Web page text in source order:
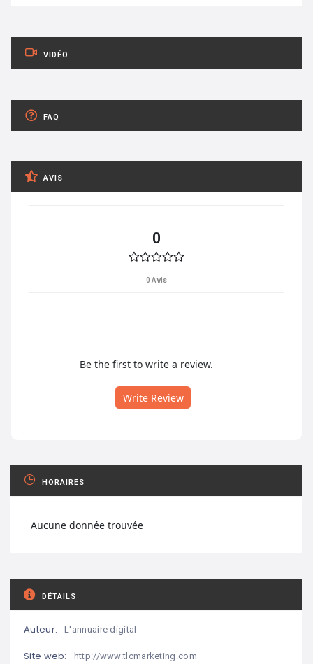
VIDÉO
FAQ
AVIS
0
0 Avis
Be the first to write a review.
Write Review
HORAIRES
Aucune donnée trouvée
DÉTAILS
Auteur: L'annuaire digital
Site web: http://www.tlcmarketing.com